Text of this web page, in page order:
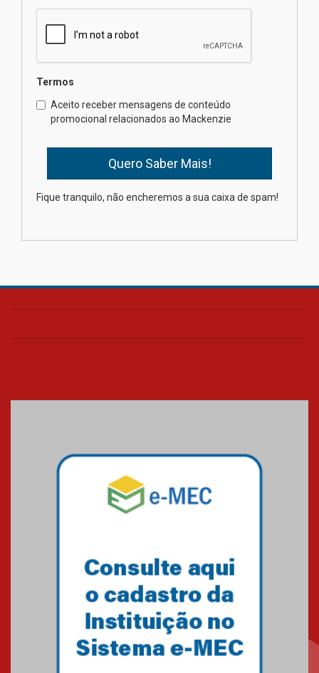
Brasília prepara seus
mesmo do Ensino Médio
Como os pais podem investir
na educação dos filhos além da
escola
Transformadora reúne
Termos
Aceito receber mensagens de conteúdo
promocional relacionados ao Mackenzie
Fique tranquilo, não encheremos a sua caixa de spam!